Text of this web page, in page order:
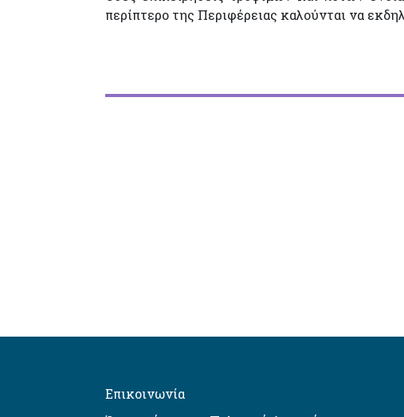
περίπτερο της Περιφέρειας καλούνται να
Επικοινωνία